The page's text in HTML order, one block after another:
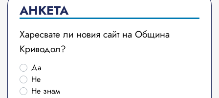
АНКЕТА
Харесвате ли новия сайт на Община
Криводол?
Да
Не
Не знам